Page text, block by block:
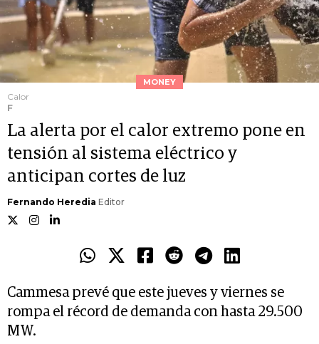
MONEY
Calor
F
La alerta por el calor extremo pone en
tensión al sistema eléctrico y
anticipan cortes de luz
Fernando Heredia Editor
Cammesa prevé que este jueves y viernes se
rompa el récord de demanda con hasta 29.500
MW.